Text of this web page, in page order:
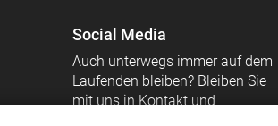
Social Media
Auch unterwegs immer auf dem
Laufenden bleiben? Bleiben Sie
mit uns in Kontakt und